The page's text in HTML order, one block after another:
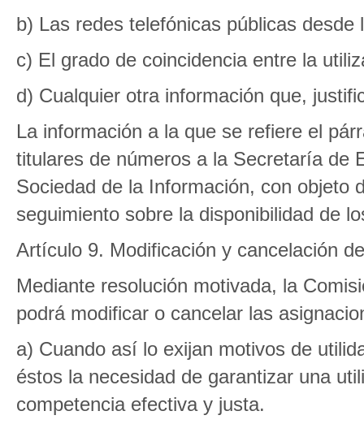
b) Las redes telefónicas públicas
c) El grado de coincidencia entre la
d) Cualquier otra información que,
La información a la que se refiere el
titulares de números a la Secretaría de
Sociedad de la Información, con objeto
seguimiento sobre la disponibilidad de
Artículo 9. Modificación y cancelación
Mediante resolución motivada, la
podrá modificar o cancelar las
a) Cuando así lo exijan motivos de
éstos la necesidad de garantizar una
competencia efectiva y justa.